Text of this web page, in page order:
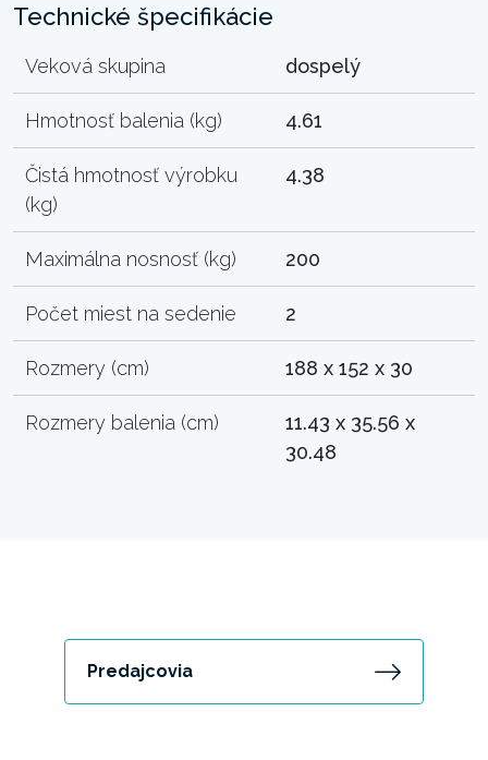
Technické špecifikácie
Veková skupina dospelý
Hmotnosť balenia (kg) 4.61
Čistá hmotnosť výrobku
(kg)
4.38
Maximálna nosnosť (kg) 200
Počet miest na sedenie 2
Rozmery (cm) 188 x 152 x 30
Rozmery balenia (cm)
11.43 x 35.56 x
30.48
Predajcovia